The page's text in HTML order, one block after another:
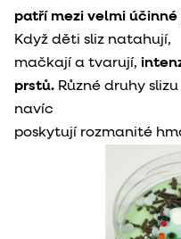
patří mezi velmi účinné
Když děti sliz natahují,
mačkají a tvarují,
prstů. Různé druhy slizu
navíc
poskytují rozmanité